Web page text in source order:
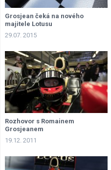
Grosjean čeká na nového
majitele Lotusu
29.07. 2015
Rozhovor s Romainem
Grosjeanem
19.12. 2011